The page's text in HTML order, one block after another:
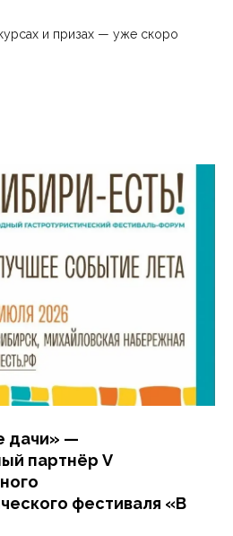
и призах — уже скоро
дачи» —
партнёр V
фестиваля «В